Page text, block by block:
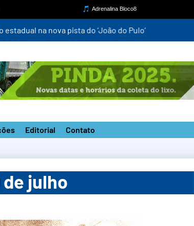
na nova pista do ‘João do Pulo’
Editorial Contato
de julho